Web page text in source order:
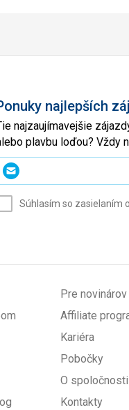
najlepších
najzaujímavejšie
plavbu loďou? Vždy
Súhlasím so zasielaním
Pre novinárov
Affiliate
Kariéra
Pobočky
O spoločnosti
Kontakty